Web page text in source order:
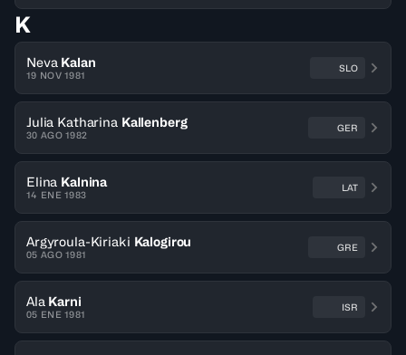
K
Neva Kalan
19 NOV 1981
SLO
Julia Katharina Kallenberg
30 AGO 1982
GER
Elina Kalnina
14 ENE 1983
LAT
Argyroula-Kiriaki Kalogirou
05 AGO 1981
GRE
Ala Karni
05 ENE 1981
ISR